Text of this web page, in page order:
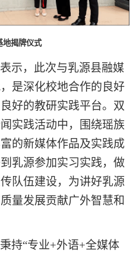
地揭牌仪式
示，此次与乳源县融媒
是深化校地合作的良好
好的教研实践平台。双
实践活动中，围绕瑶族
的新媒体作品及实践成
乳源参加实习实践，做
队伍建设，为讲好乳源
量发展贡献广外智慧和
持“专业+外语+全媒体